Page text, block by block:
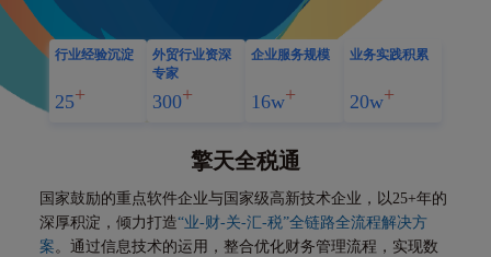
行业经验沉淀
25
外贸行业资深
专家
300
企业服务规模
16w
业务实践积累
20w
擎天全税通
国家鼓励的重点软件企业与国家级高新技术企业，以25+年的
深厚积淀，倾力打造“业-财-关-汇-税”全链路全流程解决方
案。通过信息技术的运用，整合优化财务管理流程，实现数